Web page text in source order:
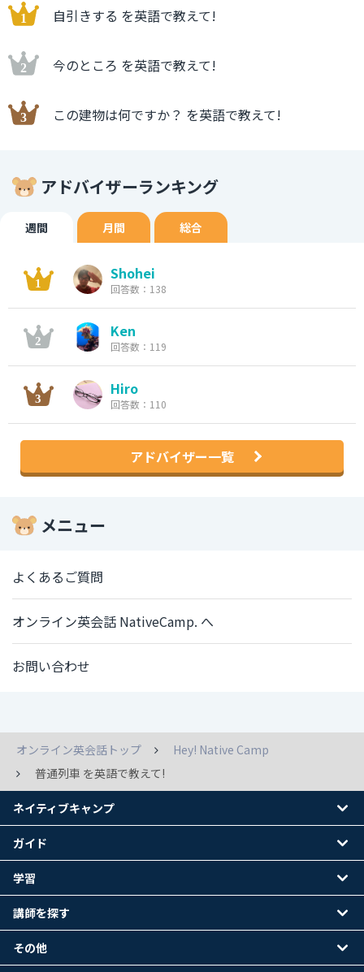
自引きする を英語で教えて!
今のところ を英語で教えて!
この建物は何ですか？ を英語で教えて!
アドバイザーランキング
週間 月間 総合
Shohei
回答数：138
Ken
回答数：119
Hiro
回答数：110
アドバイザー一覧
メニュー
よくあるご質問
オンライン英会話 NativeCamp. へ
お問い合わせ
オンライン英会話トップ
Hey! Native Camp
普通列車 を英語で教えて!
ネイティブキャンプ
ガイド
学習
講師を探す
その他